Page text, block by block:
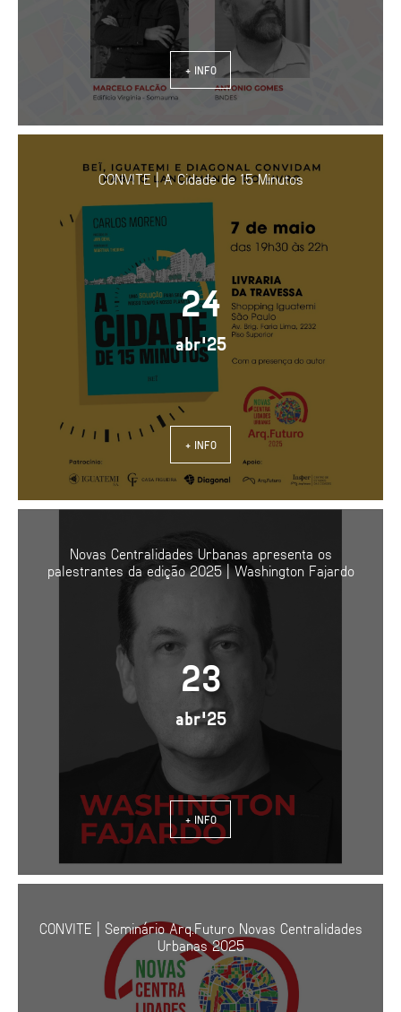
+ INFO
CONVITE | A Cidade de 15 Minutos
24
abr'25
+ INFO
Novas Centralidades Urbanas apresenta os
palestrantes da edição 2025 | Washington Fajardo
23
abr'25
+ INFO
CONVITE | Seminário Arq.Futuro Novas Centralidades
Urbanas 2025